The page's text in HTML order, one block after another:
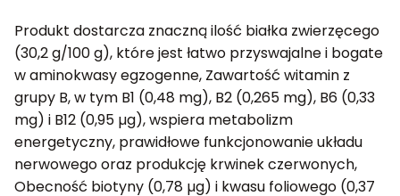
Produkt dostarcza znaczną ilość białka zwierzęcego
(30,2 g/100 g), które jest łatwo przyswajalne i bogate
w aminokwasy egzogenne, Zawartość witamin z
grupy B, w tym B1 (0,48 mg), B2 (0,265 mg), B6 (0,33
mg) i B12 (0,95 µg), wspiera metabolizm
energetyczny, prawidłowe funkcjonowanie układu
nerwowego oraz produkcję krwinek czerwonych,
Obecność biotyny (0,78 µg) i kwasu foliowego (0,37